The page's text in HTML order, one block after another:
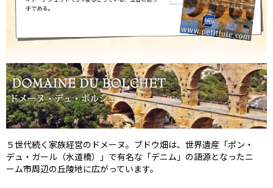
５世代続く家族経営のドメーヌ。ブドウ畑は、世界遺産「ポン・
デュ・ガール（水道橋）」で有名な「デニム」の語源となったニ
ーム市周辺の丘陵地に広がっています。